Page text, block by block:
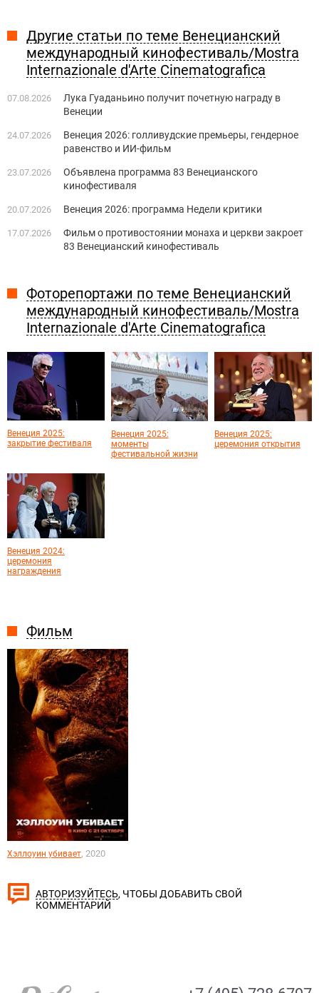
Фильм
Хэллоуин убивает, 2020
Другие статьи по теме Венецианский
международный кинофестиваль/Mostra
Internazionale d'Arte Cinematografica
07.08.2026
Лука Гуаданьино получит почетную награду в
Венеции
24.07.2026
Венеция 2026: голливудские премьеры, гендерное
равенство и ИИ-фильм
23.07.2026
Объявлена программа 83 Венецианского
кинофестиваля
20.07.2026 Венеция 2026: программа Недели критики
17.07.2026
Фильм о противостоянии монаха и церкви закроет
83 Венецианский кинофестиваль
Фоторепортажи по теме Венецианский
международный кинофестиваль/Mostra
Internazionale d'Arte Cinematografica
Венеция 2025:
закрытие фестиваля
Венеция 2025:
моменты
фестивальной жизни
Венеция 2025:
церемония открытия
Венеция 2024:
церемония
награждения
АВТОРИЗУЙТЕСЬ, ЧТОБЫ ДОБАВИТЬ СВОЙ
КОММЕНТАРИЙ